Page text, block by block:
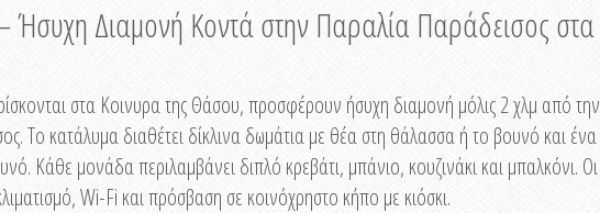
Ήσυχη Διαμονή Κοντά στην Παραλία Παράδεισος στα
στα Κοινυρα της Θάσου, προσφέρουν ήσυχη διαμονή μόλις 2 χλμ από την
Το κατάλυμα διαθέτει δίκλινα δωμάτια με θέα στη θάλασσα ή το βουνό και ένα
Κάθε μονάδα περιλαμβάνει διπλό κρεβάτι, μπάνιο, κουζινάκι και μπαλκόνι. Οι
Wi-Fi και πρόσβαση σε κοινόχρηστο κήπο με κιόσκι.